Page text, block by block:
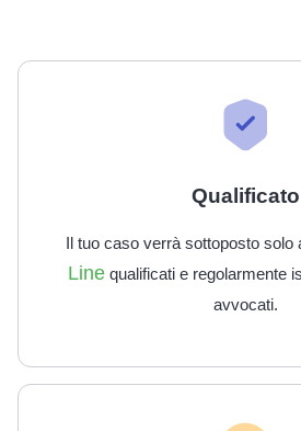
Qualificato
Il tuo caso verrà sottoposto solo
Line qualificati e regolarmente
avvocati.